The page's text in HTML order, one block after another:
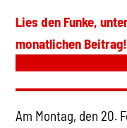
Lies den Funke,
monatlichen Beitrag!
Am Montag, den 20.